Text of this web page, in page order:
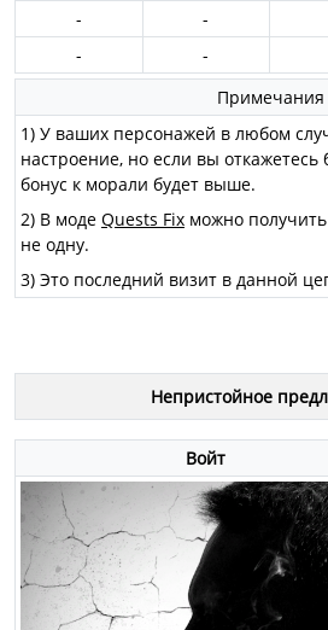
-
-
-
-
Примечания
1) У ваших персонажей в любом
настроение, но если вы откажетесь
бонус к морали будет выше.
2) В моде Quests Fix можно
не одну.
3) Это последний визит в данной
Непристойное
Войт